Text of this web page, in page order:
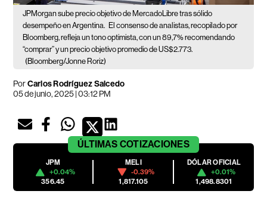
JPMorgan sube precio objetivo de MercadoLibre tras sólido
desempeño en Argentina. El consenso de analistas, recopilado por
Bloomberg, refleja un tono optimista, con un 89,7% recomendando
“comprar” y un precio objetivo promedio de US$2.773.
(Bloomberg/Jonne Roriz)
PorCarlos Rodríguez Salcedo
05 de junio, 2025 | 03:12 PM
ÚLTIMAS COTIZACIONES
JPM
+0.04%
356.45
MELI
-0.39%
1,817.105
DÓLAR OFICIAL
+0.01%
1,498.8301